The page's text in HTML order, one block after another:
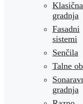
Klasična
gradnja
Fasadni
sistemi
Senčila
Talne
gradnja